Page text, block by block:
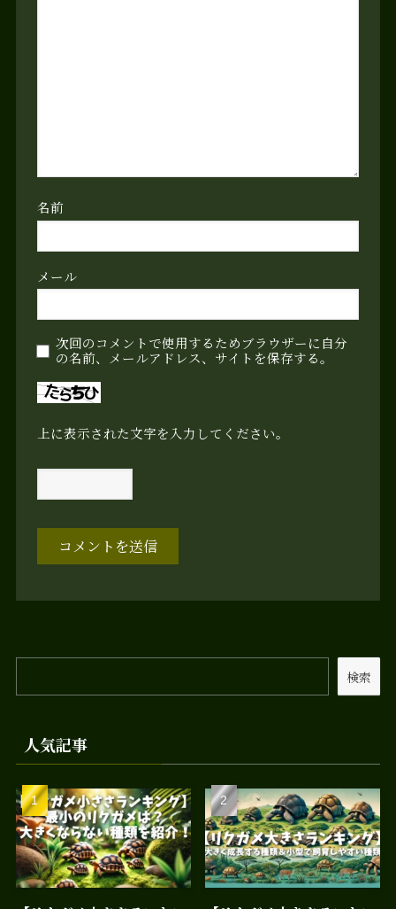
名前
メール
次回のコメントで使用するためブラウザーに自分
の名前、メールアドレス、サイトを保存する。
上に表示された文字を入力してください。
検索
人気記事